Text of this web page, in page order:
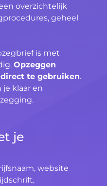
overzichtelijk
geheel
is met
Opzeggen
te gebruiken.
klaar en
je
website